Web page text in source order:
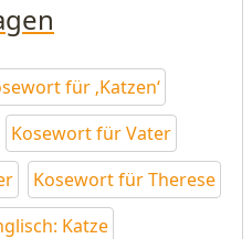
für ‚Katzen‘
Kosewort für Vater
Kosewort für Therese
Katze